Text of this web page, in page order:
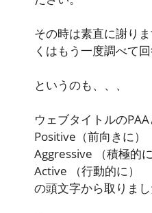
その時は素直に謝り
くはもう一度調べて回
というのも、、、
ウェブタイトルの
Positive （前向きに）
Aggressive
（積極的に
Active
（行動的に）
の頭文字から取りまし